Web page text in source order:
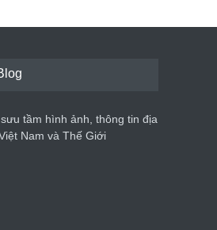
Tam giác mạch khoe sắc
du lịch quốc gia
Cảnh đẹp Việt Nam 24/04/2020
tầm hình ảnh, thông tin địa
Nam và Thế Giới